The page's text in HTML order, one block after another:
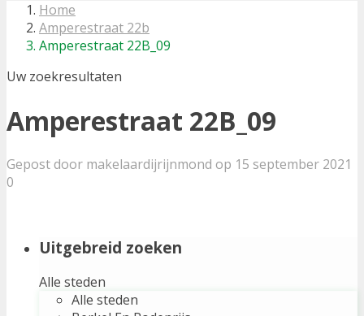
Home
Amperestraat 22b
Amperestraat 22B_09
Uw zoekresultaten
Amperestraat 22B_09
Gepost door makelaardijrijnmond op 15 september 2021
0
Uitgebreid zoeken
Alle steden
Alle steden